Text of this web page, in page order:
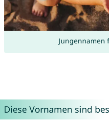
Jungennamen
Diese Vornamen sind